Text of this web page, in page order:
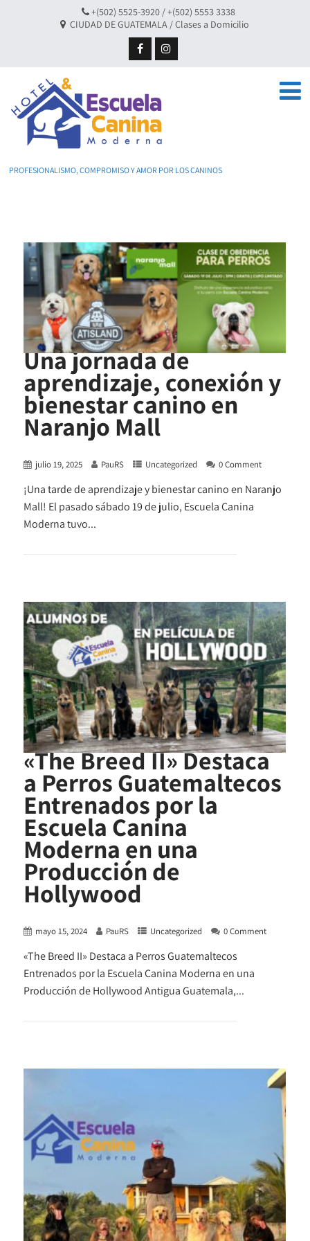
+(502) 5525-3920 / +(502) 5553 3338
CIUDAD DE GUATEMALA / Clases a Domicilio
PROFESIONALISMO, COMPROMISO Y AMOR POR LOS CANINOS
Una jornada de
aprendizaje, conexión y
bienestar canino en
Naranjo Mall
julio 19, 2025 PauRS Uncategorized 0 Comment
¡Una tarde de aprendizaje y bienestar canino en Naranjo
Mall! El pasado sábado 19 de julio, Escuela Canina
Moderna tuvo...
«The Breed II» Destaca
a Perros Guatemaltecos
Entrenados por la
Escuela Canina
Moderna en una
Producción de
Hollywood
mayo 15, 2024 PauRS Uncategorized 0 Comment
«The Breed II» Destaca a Perros Guatemaltecos
Entrenados por la Escuela Canina Moderna en una
Producción de Hollywood Antigua Guatemala,...